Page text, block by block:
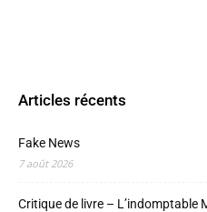
Articles récents
Fake News
7 août 2026
Critique de livre – L’indomptable